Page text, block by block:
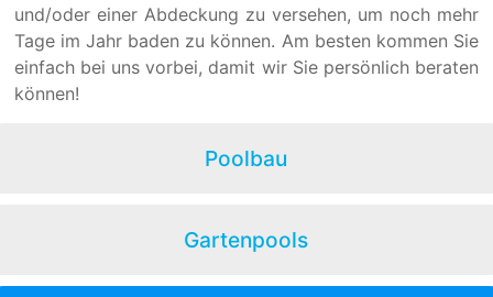
und/oder einer Abdeckung zu versehen, um noch mehr
Tage im Jahr baden zu können. Am besten kommen Sie
einfach bei uns vorbei, damit wir Sie persönlich beraten
können!
Poolbau
Gartenpools